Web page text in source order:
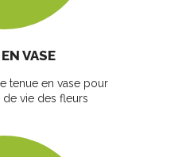
VASE
tenue en vase pour
vie des fleurs